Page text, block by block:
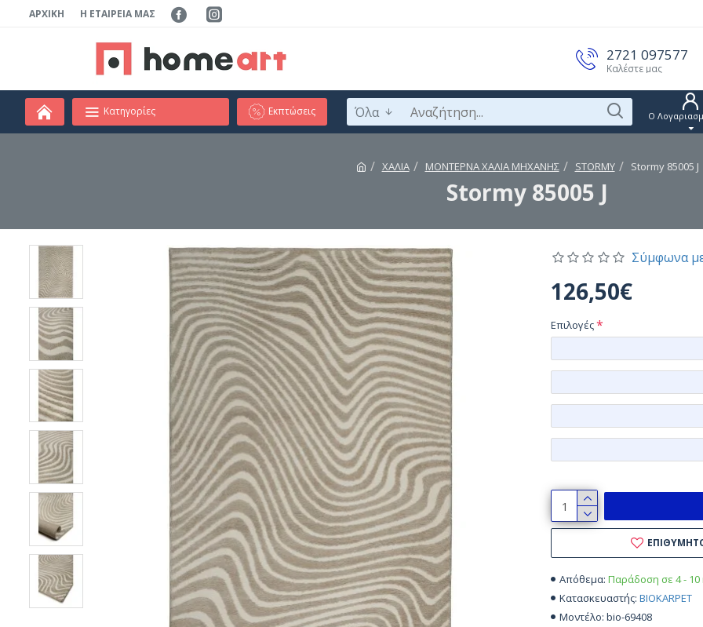
ΑΡΧΙΚΉ Η ΕΤΑΙΡΕΊΑ ΜΑΣ
2721 097577
Καλέστε μας
Κατηγορίες Εκπτώσεις Όλα Ο
ΧΑΛΙΑ ΜΟΝΤΕΡΝΑ ΧΑΛΙΑ ΜΗΧΑΝΗΣ STORMY Stormy 85005 J
Stormy 85005 J
Απόθεμα: Παράδοση σε 4 - 10
Κατασκευαστής: BIOKARPET
Μοντέλο: bio-69408
Σύμφωνα
126,50€
Επιλογές